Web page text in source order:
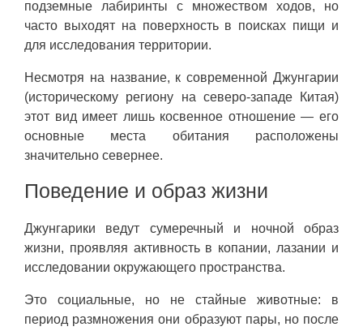
подземные лабиринты с множеством ходов, но
часто выходят на поверхность в поисках пищи и
для исследования территории.
Несмотря на название, к современной Джунгарии
(историческому региону на северо-западе Китая)
этот вид имеет лишь косвенное отношение — его
основные места обитания расположены
значительно севернее.
Поведение и образ жизни
Джунгарики ведут сумеречный и ночной образ
жизни, проявляя активность в копании, лазании и
исследовании окружающего пространства.
Это социальные, но не стайные животные: в
период размножения они образуют пары, но после